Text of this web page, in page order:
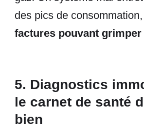
des pics de
factures pouvant grimper
5. Diagnostics
le carnet de santé
bien